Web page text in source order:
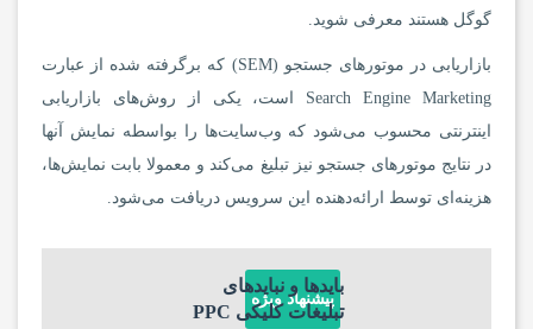
گوگل هستند معرفی شوید.
بازاریابی در موتورهای جستجو (SEM) که برگرفته شده از عبارت
Search Engine Marketing است، یکی از روش‌های بازاریابی
اینترنتی محسوب می‌شود که وب‌سایت‌ها را بواسطه نمایش آنها
در نتایج موتورهای جستجو نیز تبلیغ می‌کند و معمولا بابت نمایش‌ها،
هزینه‌ای توسط ارائه‌دهنده این سرویس دریافت می‌شود.
پیشنهاد ویژه
بایدها و نبایدهای
تبلیغات کلیکی PPC